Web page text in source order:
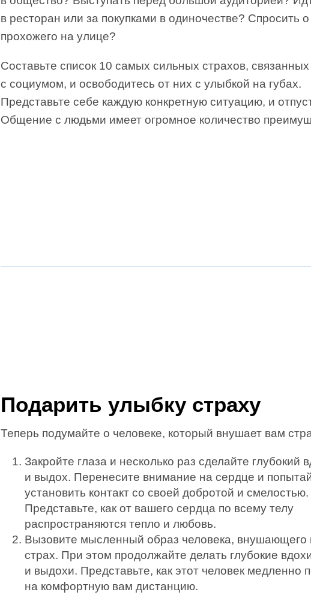
в ресторан или за покупками в одиночестве? Спросить
прохожего на улице?
Составьте список 10 самых сильных страхов, связанных
с социумом, и освободитесь от них с улыбкой на губах.
Представьте себе каждую конкретную ситуацию, и
Общение с людьми имеет огромное количество
Подарить улыбку страху
Теперь подумайте о человеке, который внушает вам
Закройте глаза и несколько раз сделайте глубокий
и выдох. Перенесите внимание на сердце и
установить контакт со своей добротой и смелостью.
Представьте, как от вашего сердца по всему телу
распространяются тепло и любовь.
Вызовите мысленный образ человека, внушающего
страх. При этом продолжайте делать глубокие
и выдохи. Представьте, как этот человек медленно
на комфортную вам дистанцию.